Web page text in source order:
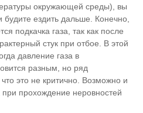
окружающей среды), вы
будите ездить дальше. Конечно,
подкачка газа, так как после
стук при отбое. В этой
давление газа в
разным, но ряд
это не критично. Возможно и
прохождение неровностей